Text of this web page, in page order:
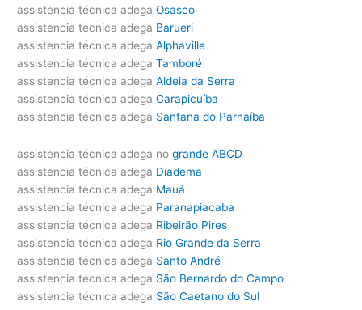
assistencia técnica adega Osasco
assistencia técnica adega Barueri
assistencia técnica adega Alphaville
assistencia técnica adega Tamboré
assistencia técnica adega Aldeia da Serra
assistencia técnica adega Carapicuíba
assistencia técnica adega Santana do Parnaíba
assistencia técnica adega nogrande ABCD
assistencia técnica adega Diadema
assistencia técnica adega Mauá
assistencia técnica adega Paranapiacaba
assistencia técnica adega Ribeirão Pires
assistencia técnica adega Rio Grande da Serra
assistencia técnica adega Santo André
assistencia técnica adega São Bernardo do Campo
assistencia técnica adega São Caetano do Sul